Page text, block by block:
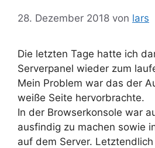
28. Dezember 2018 von lars
Die letzten Tage hatte ich
Serverpanel wieder zum
Mein Problem war das der
weiße Seite hervorbrachte.
In der Browserkonsole war
ausfindig zu machen sowie
auf dem Server.